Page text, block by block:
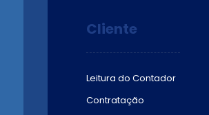
Cliente
Leitura do Contador
Contratação